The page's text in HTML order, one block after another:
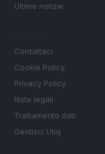
Ultime notizie
Contattaci
Cookie Policy
Privacy Policy
Note legali
Trattamento dati
Gestisci Utiq